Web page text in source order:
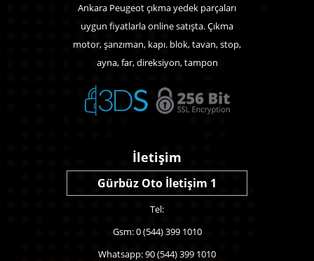
Ankara Peugeot çıkma yedek parçaları
uygun fiyatlarla online satışta. Çıkma
motor, şanzıman, kapı. blok, tavan, stop,
ayna, far, direksiyon, tampon
İletişim
Gürbüz Oto İletişim 1
Tel:
Gsm: 0 (544) 399 1010
Whatsapp: 90 (544) 399 1010